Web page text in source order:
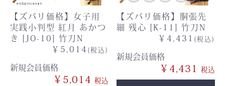
【ズバリ価格】女子用
実践小判型 紅月 あかつ
き [JO-10] 竹刀N
￥5,014 (税込)
新規会員価格
￥5,014
【ズバリ価格】胴張先
細 残心 [K-11] 竹刀N
￥4,431 (税込)
新規会員価格
￥4,431